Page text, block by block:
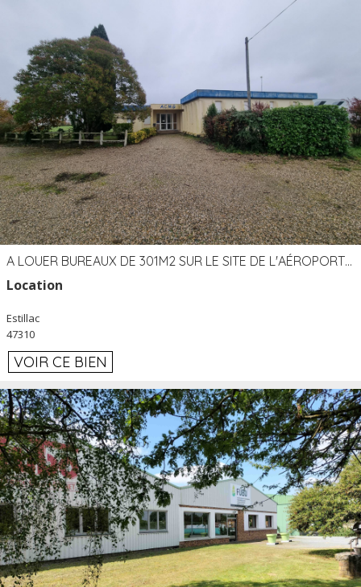
A LOUER BUREAUX DE 301M2 SUR LE SITE DE L'AÉROPORT AGEN LA GARENNE
Location
Estillac
47310
VOIR CE BIEN